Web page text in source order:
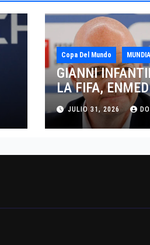
Copa Del Mundo
GIANNI
LA FIFA,
DEL HURACAN
JULIO 31, 2026